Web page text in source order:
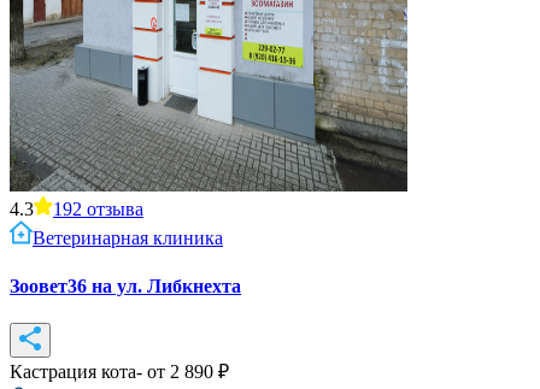
4.3 192 отзыва
Ветеринарная клиника
Зоовет36 на ул. Либкнехта
Кастрация кота- от 2 890 ₽